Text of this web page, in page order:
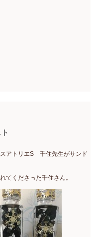
アトリエS 千住先生がサンド
くださった千住さん。